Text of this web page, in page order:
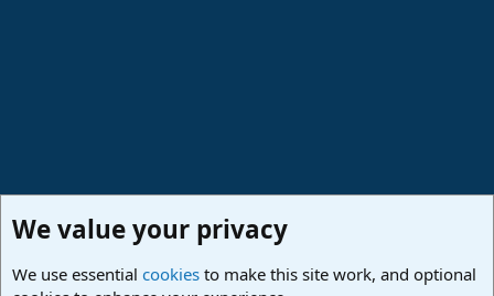
We value your privacy
We use essential cookies to make this site work, and optional